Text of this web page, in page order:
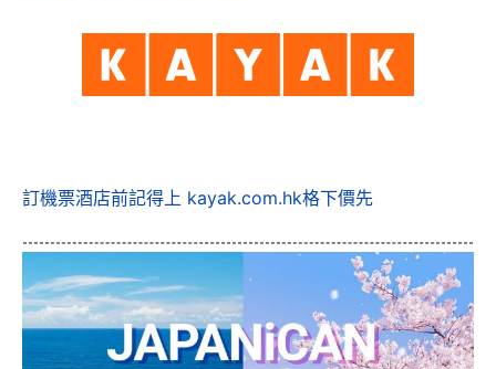
訂機票酒店前記得上 kayak.com.hk格下價先